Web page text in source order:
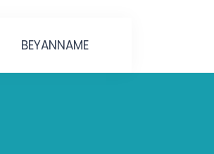
BEYANNAME